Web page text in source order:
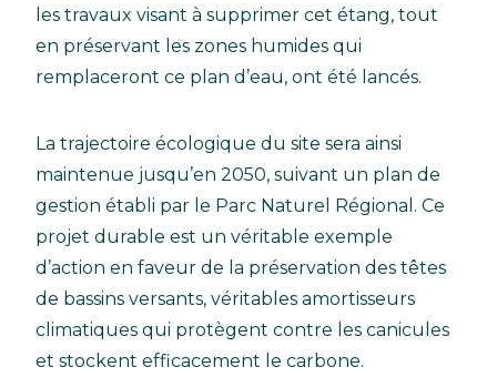
les travaux visant à supprimer cet étang, tout
en préservant les zones humides qui
remplaceront ce plan d’eau, ont été lancés.
La trajectoire écologique du site sera ainsi
maintenue jusqu’en 2050, suivant un plan de
gestion établi par le Parc Naturel Régional. Ce
projet durable est un véritable exemple
d’action en faveur de la préservation des têtes
de bassins versants, véritables amortisseurs
climatiques qui protègent contre les canicules
et stockent efficacement le carbone.